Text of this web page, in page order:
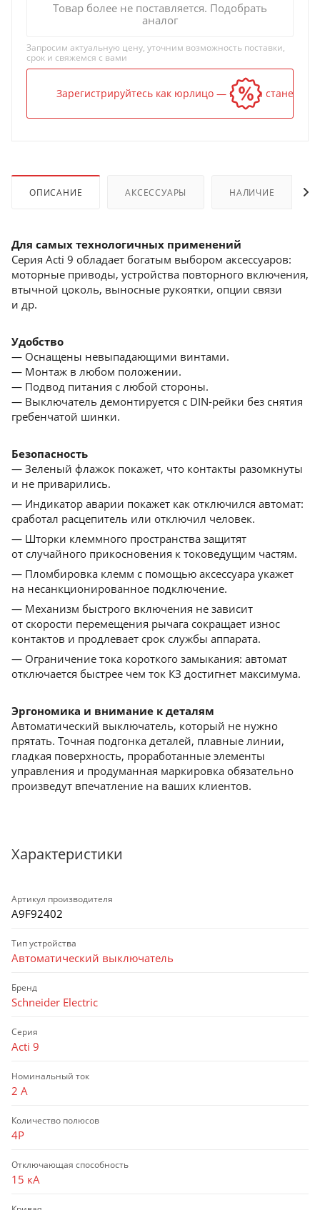
Товар более не поставляется. Подобрать
аналог
Запросим актуальную цену, уточним возможность поставки,
срок и свяжемся с вами
Зарегистрируйтесь как юрлицо — и цена станет
ОПИСАНИЕ АКСЕССУАРЫ НАЛИЧИЕ
Для самых технологичных применений
Серия Acti 9 обладает богатым выбором аксессуаров:
моторные приводы, устройства повторного включения,
втычной цоколь, выносные рукоятки, опции связи
и др.
Удобство
— Оснащены невыпадающими винтами.
— Монтаж в любом положении.
— Подвод питания с любой стороны.
— Выключатель демонтируется с DIN-рейки без снятия
гребенчатой шинки.
Безопасность
— Зеленый флажок покажет, что контакты разомкнуты
и не приварились.
— Индикатор аварии покажет как отключился автомат:
сработал расцепитель или отключил человек.
— Шторки клеммного пространства защитят
от cлучайного прикосновения к токоведущим частям.
— Пломбировка клемм с помощью аксессуара укажет
на несанкционированное подключение.
— Механизм быстрого включения не зависит
от скорости перемещения рычага сокращает износ
контактов и продлевает срок службы аппарата.
— Ограничение тока короткого замыкания: автомат
отключается быстрее чем ток КЗ достигнет максимума.
Эргономика и внимание к деталям
Автоматический выключатель, который не нужно
прятать. Точная подгонка деталей, плавные линии,
гладкая поверхность, проработанные элементы
управления и продуманная маркировка обязательно
произведут впечатление на ваших клиентов.
Характеристики
Артикул производителя
A9F92402
Тип устройства
Автоматический выключатель
Бренд
Schneider Electric
Серия
Acti 9
Номинальный ток
2 А
Количество полюсов
4P
Отключающая способность
15 кА